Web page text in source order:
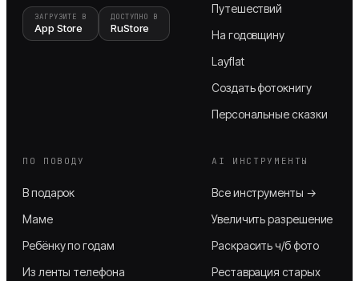
ЗАГРУЗИТЕ В
App Store
ДОСТУПНО В
RuStore
Путешествий
На годовщину
Layflat
Создать фотокнигу
Персональные сказки
ПО ПОВОДУ
В подарок
Маме
Ребёнку по годам
Из ленты телефона
AI ИНСТРУМЕНТЫ
Все инструменты →
Увеличить разрешение
Раскрасить ч/б фото
Реставрация старых